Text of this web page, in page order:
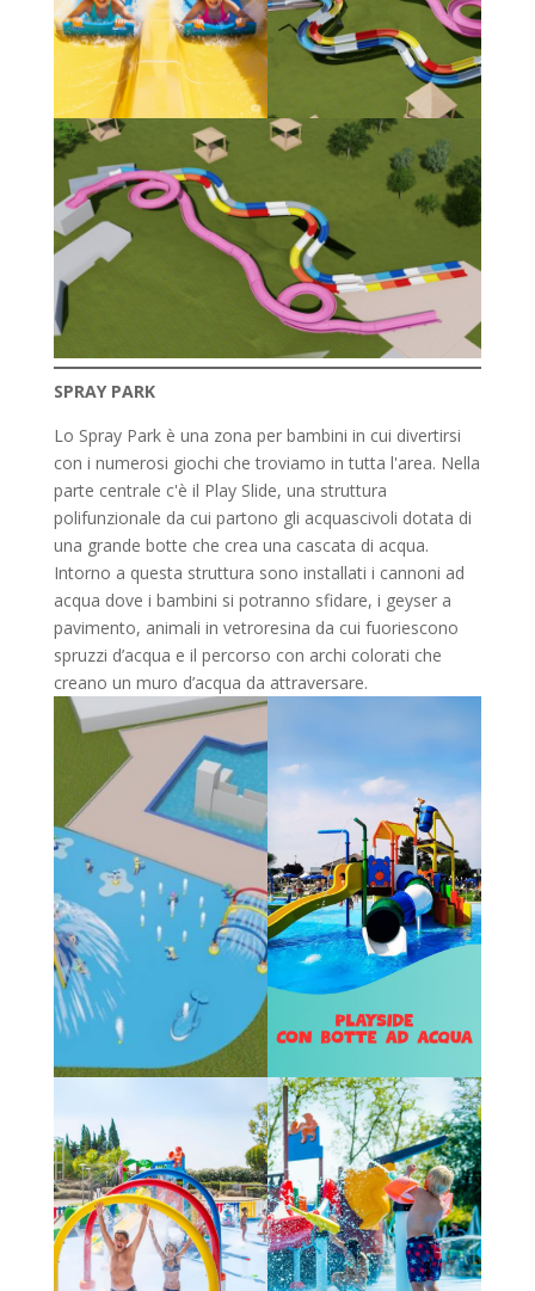
SPRAY PARK
Lo Spray Park è una zona per bambini in cui divertirsi
con i numerosi giochi che troviamo in tutta l'area. Nella
parte centrale c'è il Play Slide, una struttura
polifunzionale da cui partono gli acquascivoli dotata di
una grande botte che crea una cascata di acqua.
Intorno a questa struttura sono installati i cannoni ad
acqua dove i bambini si potranno sfidare, i geyser a
pavimento, animali in vetroresina da cui fuoriescono
spruzzi d’acqua e il percorso con archi colorati che
creano un muro d’acqua da attraversare.